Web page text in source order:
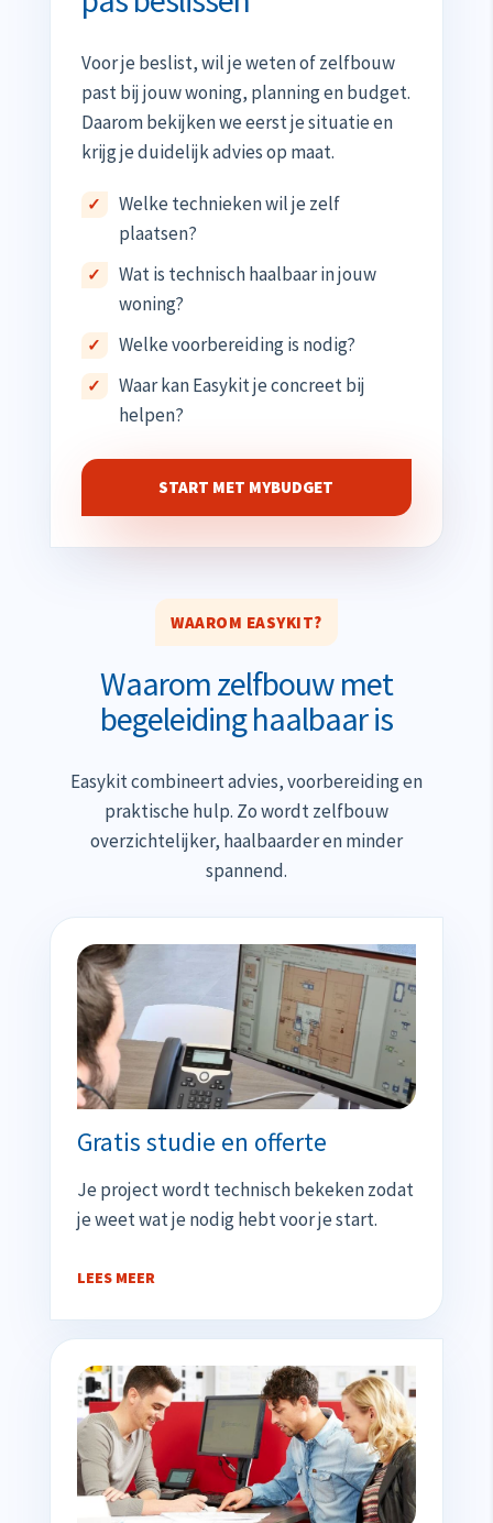
Voor je beslist, wil je weten of zelfbouw
past bij jouw woning, planning en budget.
Daarom bekijken we eerst je situatie en
krijg je duidelijk advies op maat.
Welke technieken wil je zelf
plaatsen?
Wat is technisch haalbaar in jouw
woning?
Welke voorbereiding is nodig?
Waar kan Easykit je concreet bij
helpen?
START MET MYBUDGET
WAAROM EASYKIT?
Waarom zelfbouw met
begeleiding haalbaar is
Easykit combineert advies, voorbereiding en
praktische hulp. Zo wordt zelfbouw
overzichtelijker, haalbaarder en minder
spannend.
Gratis studie en offerte
Je project wordt technisch bekeken zodat
je weet wat je nodig hebt voor je start.
LEES MEER